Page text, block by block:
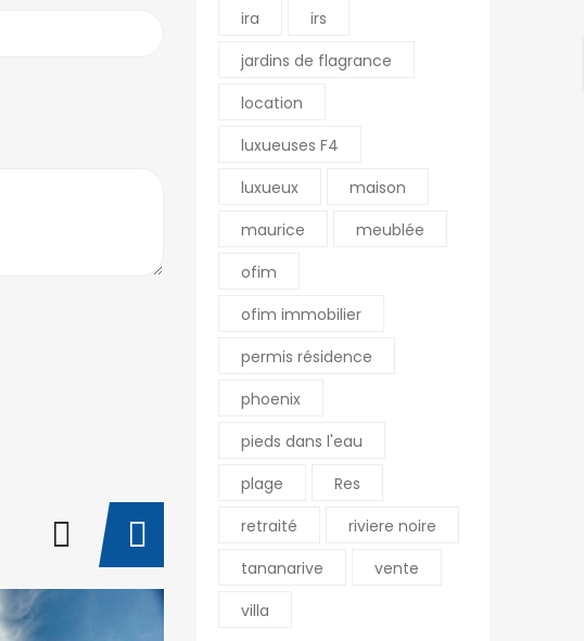
ira
irs
jardins de flagrance
location
luxueuses F4
luxueux
maison
maurice
meublée
ofim
ofim immobilier
permis résidence
phoenix
pieds dans l'eau
plage
Res
retraité
riviere noire
tananarive
vente
villa